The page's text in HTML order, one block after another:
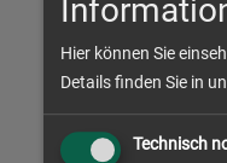
Hier können Sie
Details finden Sie in
Technisch